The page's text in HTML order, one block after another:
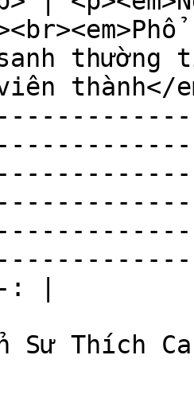
sanh thường
thành</
: |
Sư Thích